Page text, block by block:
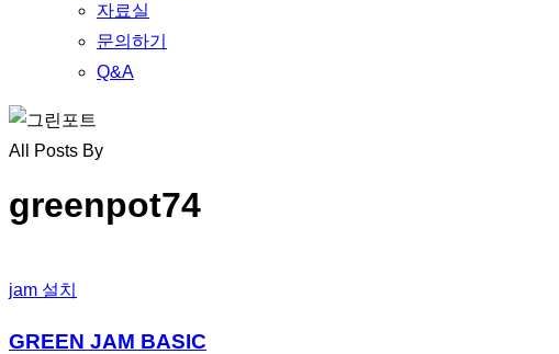
자료실
문의하기
Q&A
All Posts By
greenpot74
jam 설치
GREEN JAM BASIC